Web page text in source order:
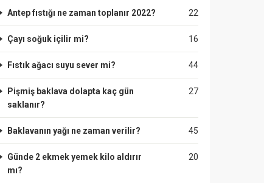
22
Antep fıstığı ne zaman toplanır 2022?
16
Çayı soğuk içilir mi?
44
Fıstık ağacı suyu sever mi?
27
Pişmiş baklava dolapta kaç gün
saklanır?
45
Baklavanın yağı ne zaman verilir?
20
Günde 2 ekmek yemek kilo aldırır
mı?